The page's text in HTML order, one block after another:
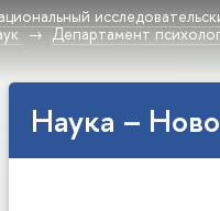
Департамент
Наука –